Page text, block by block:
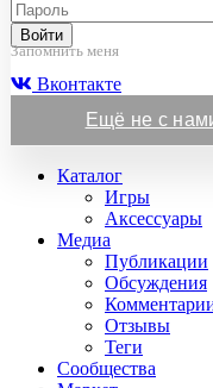
Войти
Запомнить меня
Вконтакте
Ещё не с
Каталог
Игры
Аксессуары
Медиа
Публикации
Обсуждения
Отзывы
Теги
Сообщества